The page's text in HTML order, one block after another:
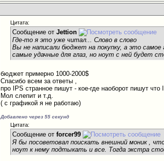
Цитата:
Сообщение отJettion
Где-то я это уже читал... Слово в слово
Вы не написали бюджет на покупку, а это
самые удачные для глаз, но ноут с ней будет
бюджет примерно 1000-2000$
Спасибо всем за ответы ,
про IPS странное пишут - кое-где наоборот пишут
Мол слепит и т.д.
( с графикой я не работаю)
Добавлено через 55 секунд
Цитата:
Сообщение отforcer99
Я бы посоветовал поискать внешний моник ,
ноут к нему подтыкать и все. Тогда экстра